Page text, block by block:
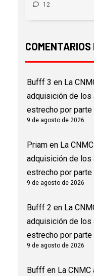
12
COMENTARIOS
Bufff 3 en La
adquisición de los
estrecho por parte
9 de agosto de 2026
Priam en La
adquisición de los
estrecho por parte
9 de agosto de 2026
Bufff 2 en La
adquisición de los
estrecho por parte
9 de agosto de 2026
Bufff en La